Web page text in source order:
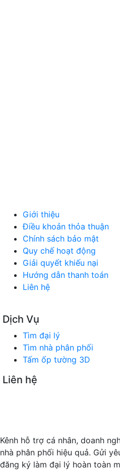
Giới thiệu
Điều khoản thỏa thuận
Chính sách bảo mật
Quy chế hoạt động
Giải quyết khiếu nại
Hướng dẫn thanh toán
Liên hệ
Dịch Vụ
Tìm đại lý
Tìm nhà phân phối
Tấm ốp tường 3D
Liên hệ
Kênh hỗ trợ cá nhân, doanh
nhà phân phối hiệu quả. Gửi
đăng ký làm đại lý hoàn toàn